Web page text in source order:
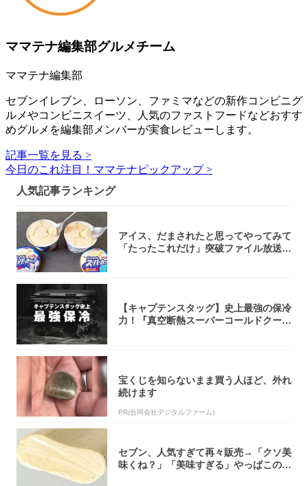
ママテナ編集部グルメチーム
ママテナ編集部
セブンイレブン、ローソン、ファミマなどの新作コンビニグ
ルメやコンビニスイーツ、人気のファストフードなどおすす
めグルメを編集部メンバーが実食レビューします。
記事一覧を見る >
今日のこれ注目！ママテナピックアップ >
人気記事ランキング
アイス、だまされたと思ってやってみて
「たったこれだけ」突破ファイル放送で
【キャプテンスタッグ】史上最強の保冷
力！『真空断熱スーパーコールドクーラ
宝くじを知らないまま買う人ほど、外れ
続けます
PR(合同会社デジタルファーム)
セブン、人気すぎて再々販売→「クソ美
味くね？」「美味すぎる」やっぱこのク